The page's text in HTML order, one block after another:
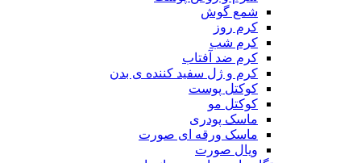
شمع گوش
کرم روز
کرم شب
کرم ضد آفتاب
کرم و ژل سفید کننده ی بدن
کوکتل پوست
کوکتل مو
ماسک پودری
ماسک ورقه ای صورت
ویال صورت